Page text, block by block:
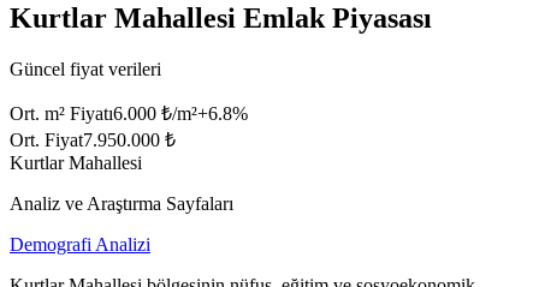
Kurtlar Mahallesi Emlak Piyasası
Güncel fiyat verileri
Ort. m² Fiyatı6.000 ₺/m²+6.8%
Ort. Fiyat7.950.000 ₺
Kurtlar Mahallesi
Analiz ve Araştırma Sayfaları
Demografi Analizi